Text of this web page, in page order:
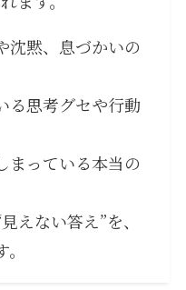
沈黙、息づかいの
る思考グセや行動
まっている本当の
えない答え”を、